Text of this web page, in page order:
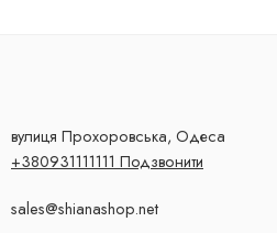
вулиця Прохоровська, Одеса
+380931111111 Подзвонити
sales@shianashop.net